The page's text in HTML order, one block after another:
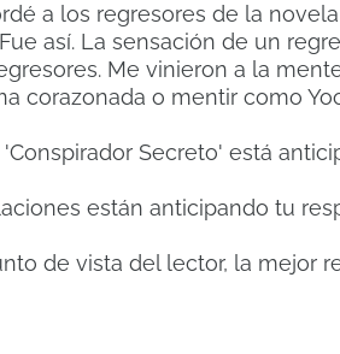
a los regresores de la
así. La sensación de un
Me vinieron a la
corazonada o mentir como
Secreto' está
están anticipando tu
de vista del lector, la mejor